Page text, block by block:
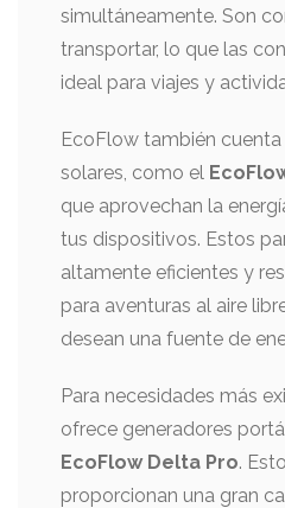
simultáneamente. Son
transportar, lo que las
ideal para viajes y
EcoFlow también
solares, como el
que aprovechan la
tus dispositivos. Estos
altamente eficientes y
para aventuras al aire
desean una fuente de
Para necesidades más
ofrece generadores
EcoFlow Delta Pro.
proporcionan una gran